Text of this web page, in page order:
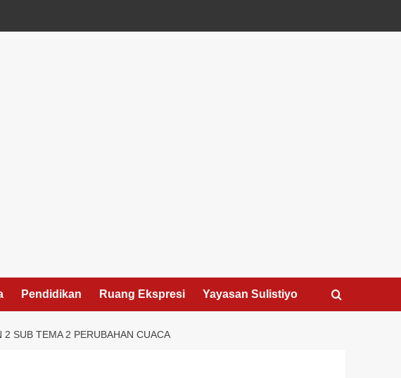
Pendidikan Ruang Ekspresi Yayasan Sulistiyo
SUB TEMA 2 PERUBAHAN CUACA